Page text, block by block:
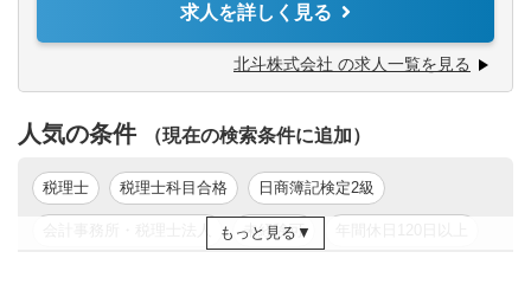
■進行基準会計への理解
■エクセルの高度活用力（関数やマクロなど）
■経理スタッフの指導と育成
■営業、現業部隊からの経理・税務関連相談対応
■管理本部 経理財務部 （合計6名、今後2～3名増員予定）
【将来の可能性】
着実に実務やマネジメントを行い課長職として着任いただ
求人を詳しく見る
北斗株式会社 の求人一覧を見る
人気の条件 （現在の検索条件に追加）
税理士 税理士科目合格 日商簿記検定2級
未経験可
もっと見る